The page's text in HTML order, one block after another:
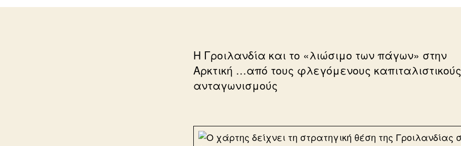
Η Γροιλανδία και το «λιώσιμο των πάγων» στην
Αρκτική …από τους φλεγόμενους καπιταλιστικούς
ανταγωνισμούς